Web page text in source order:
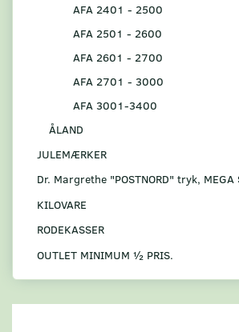
AFA 2401 - 2500
AFA 2501 - 2600
AFA 2601 - 2700
AFA 2701 - 3000
AFA 3001-3400
ÅLAND
JULEMÆRKER
Dr. Margrethe "POSTNORD" tryk, MEGA
KILOVARE
RODEKASSER
OUTLET MINIMUM ½ PRIS.